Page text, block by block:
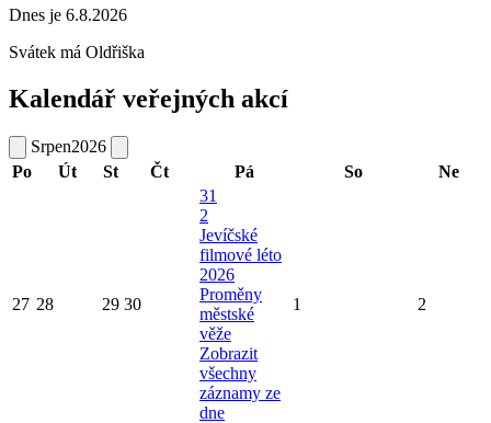
Dnes je 6.8.2026
Svátek má Oldřiška
Kalendář veřejných akcí
Srpen2026
Po
Út St Čt Pá So Ne
27 28 29 30
31
2
Jevíčské
filmové léto
2026
Proměny
městské
věže
Zobrazit
všechny
záznamy ze
dne
1 2